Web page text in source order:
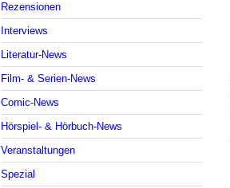
Rezensionen
Interviews
Literatur-News
Film- & Serien-News
Comic-News
Hörspiel- & Hörbuch-News
Veranstaltungen
Spezial